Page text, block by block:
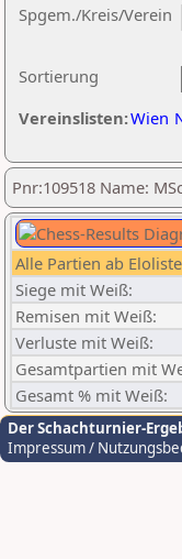
Sortierung
Spgem./Kreis/Verein
Vereinslisten:Wien
Pnr:109518 Name:
Alle Partien ab
Siege mit Weiß:
Remisen mit Weiß:
Verluste mit Weiß:
Gesamtpartien mit
Gesamt % mit Weiß:
Der Schachturnier-
Impressum /